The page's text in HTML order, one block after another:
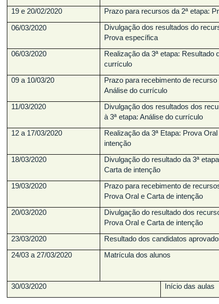
19 e 20/02/2020
Prazo para recursos da 2ª etapa:
06/03/2020
Divulgação dos resultados do
Prova específica
06/03/2020
Realização da 3ª etapa: Resultado
currículo
09 a 10/03/20
Prazo para recebimento de recurso
Análise do currículo
11/03/2020
Divulgação dos resultados dos
à 3ª etapa: Análise do currículo
12 a 17/03/2020
Realização da 3ª Etapa: Prova
intenção
18/03/2020
Divulgação do resultado da 3ª
Carta de intenção
19/03/2020
Prazo para recebimento de
Prova Oral e Carta de intenção
20/03/2020
Divulgação do resultado dos
Prova Oral e Carta de intenção
23/03/2020
Resultado dos candidatos
24/03 a 27/03/2020
Matrícula dos alunos
30/03/2020 Início das aulas